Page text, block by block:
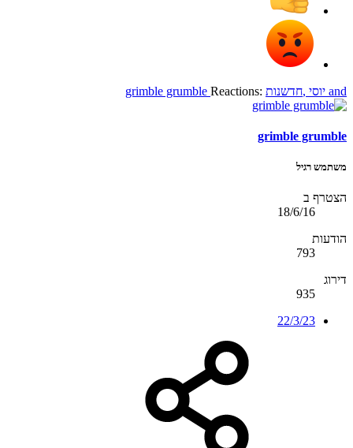
Reactions: חדשנות, יוסי and
grimble grumble
grimble grumble
משתמש רגיל
הצטרף ב
18/6/16
הודעות
793
דירוג
935
22/3/23